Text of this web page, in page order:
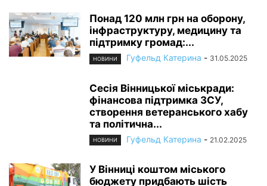
Понад 120 млн грн на оборону,
інфраструктуру, медицину та
підтримку громад:...
НОВИНИ Гуфельд Катерина - 31.05.2025
Сесія Вінницької міськради:
фінансова підтримка ЗСУ,
створення ветеранського хабу
та політична...
НОВИНИ Гуфельд Катерина - 21.02.2025
У Вінниці коштом міського
бюджету придбають шість